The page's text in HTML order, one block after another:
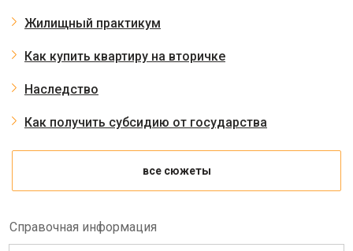
Жилищный практикум
Как купить квартиру на вторичке
Наследство
Как получить субсидию от государства
все сюжеты
Справочная информация